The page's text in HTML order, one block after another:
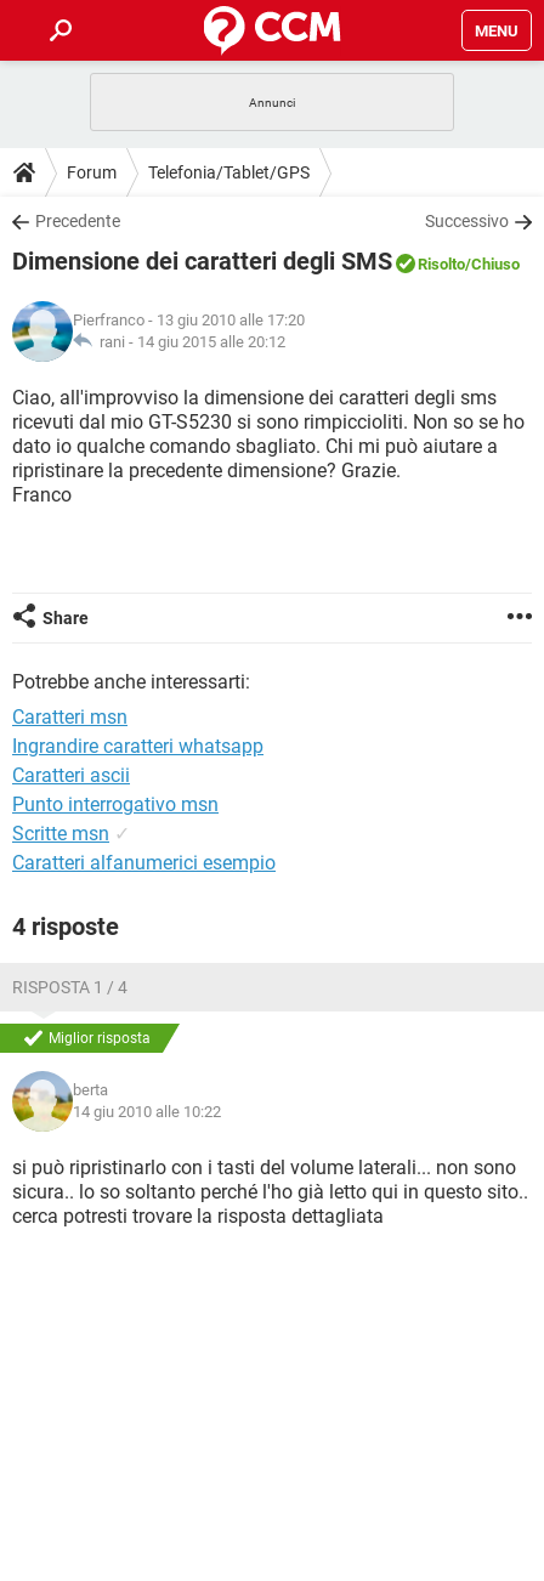
MENU
INTRATTENIMENTO ANDROID
iOS
INSTAGRAM WHATSAPP
TIKTOK
HARDWARE
GUIDE
COVID-19 GAMING
INSTAGRAM WHATSAPP
TIKTOK
HARDWARE
DOWNLOAD
COVID-19 GAMING
INTRATTENIMENTO
iOS
INSTAGRAM WHATSAPP
TIKTOK FACEBOOK
HARDWARE
COVID-19 GAMING
INTRATTENIMENTO
iOS WINDOWS 10
INSTAGRAM WHATSAPP
TIKTOK
GLOSSARIO
COVID-19 GAMING
INTRATTENIMENTO ANDROID
iOS WINDOWS 10
Forum Telefonia/Tablet/GPS
Precedente Successivo
Dimensione dei caratteri degli SMS Risolto/Chiuso
Pierfranco - 13 giu 2010 alle 17:20
rani - 14 giu 2015 alle 20:12
Ciao, all'improvviso la dimensione dei caratteri degli sms
ricevuti dal mio GT-S5230 si sono rimpiccioliti. Non so se ho
dato io qualche comando sbagliato. Chi mi può aiutare a
ripristinare la precedente dimensione? Grazie.
Franco
Share
Potrebbe anche interessarti:
Caratteri msn
Ingrandire caratteri whatsapp
Caratteri ascii
Punto interrogativo msn
Scritte msn ✓
Caratteri alfanumerici esempio
4 risposte
RISPOSTA 1 / 4
Miglior risposta
berta
14 giu 2010 alle 10:22
si può ripristinarlo con i tasti del volume laterali... non sono
sicura.. lo so soltanto perché l'ho già letto qui in questo sito..
cerca potresti trovare la risposta dettagliata